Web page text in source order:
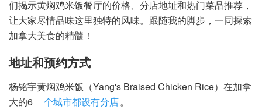
们揭示黄焖鸡米饭餐厅的价格、分店地址和热门菜品推荐，
让大家尽情品味这里独特的风味。跟随我的脚步，一同探索
加拿大美食的精髓！
地址和预约方式
杨铭宇黄焖鸡米饭（Yang's Braised Chicken Rice）在加拿
大的6
个城市都设有分店。